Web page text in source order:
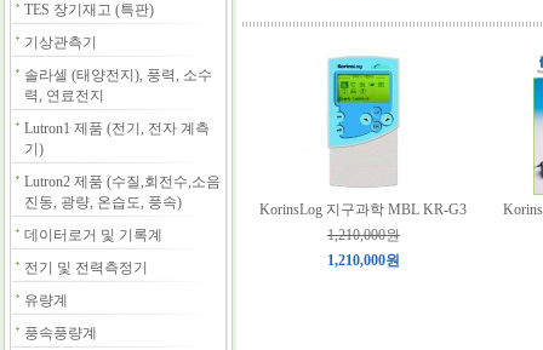
TES 장기재고 (특판)
기상관측기
솔라셀 (태양전지), 풍력, 소수
력, 연료전지
Lutron1 제품 (전기, 전자 계측
기)
Lutron2 제품 (수질,회전수,소음
진동, 광량, 온습도, 풍속)
데이터로거 및 기록계
전기 및 전력측정기
유량계
풍속풍량계
KorinsLog 지구과학 MBL KR-G3
1,210,000원
1,210,000원